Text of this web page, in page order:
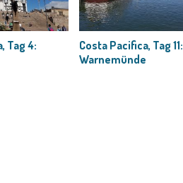
Tag 4:
Costa Pacifica, Tag 11:
Warnemünde